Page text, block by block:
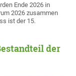
Ende 2026 in
2026 zusammen
ist der 15.
der